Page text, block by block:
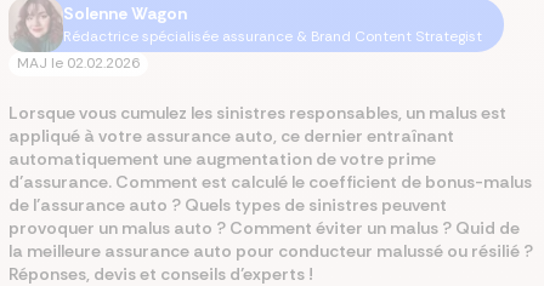
Solenne Wagon
Rédactrice spécialisée assurance & Brand Content Strategist
MAJ le 02.02.2026
Lorsque vous cumulez les sinistres responsables, un malus est
appliqué à votre assurance auto, ce dernier entraînant
automatiquement une augmentation de votre prime
d’assurance. Comment est calculé le coefficient de bonus-malus
de l’assurance auto ? Quels types de sinistres peuvent
provoquer un malus auto ? Comment éviter un malus ? Quid de
la meilleure assurance auto pour conducteur malussé ou résilié ?
Réponses, devis et conseils d’experts !